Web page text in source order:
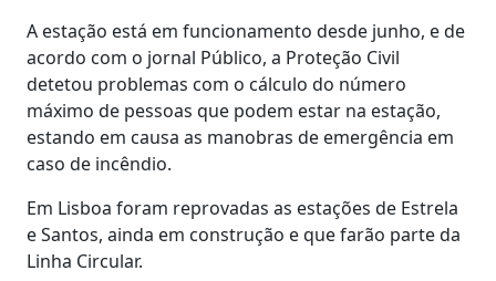
A estação está em funcionamento desde junho, e de
acordo com o jornal Público, a Proteção Civil
detetou problemas com o cálculo do número
máximo de pessoas que podem estar na estação,
estando em causa as manobras de emergência em
caso de incêndio.
Em Lisboa foram reprovadas as estações de Estrela
e Santos, ainda em construção e que farão parte da
Linha Circular.